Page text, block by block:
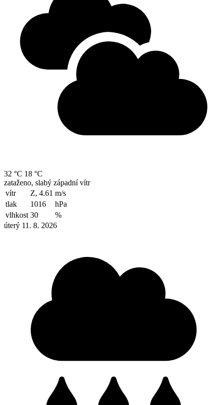
32 °C 18 °C
zataženo, slabý západní vítr
vítr
Z, 4.61 m/s
tlak
1016
hPa
vlhkost 30
%
úterý 11. 8. 2026